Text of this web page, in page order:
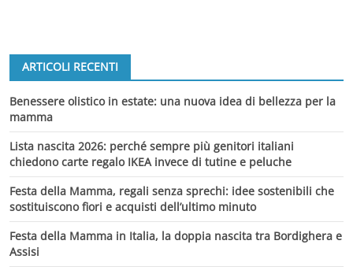
ARTICOLI RECENTI
Benessere olistico in estate: una nuova idea di bellezza per la
mamma
Lista nascita 2026: perché sempre più genitori italiani
chiedono carte regalo IKEA invece di tutine e peluche
Festa della Mamma, regali senza sprechi: idee sostenibili che
sostituiscono fiori e acquisti dell’ultimo minuto
Festa della Mamma in Italia, la doppia nascita tra Bordighera e
Assisi